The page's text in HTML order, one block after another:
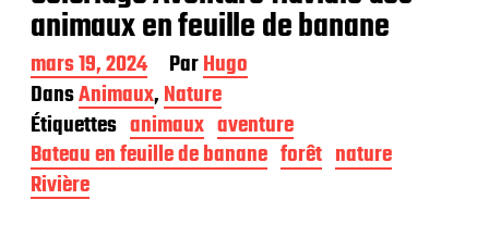
animaux en feuille de banane
D
a
t
e
d
e
p
mars 19, 2024 ParHugo
DansAnimaux,Nature
Étiquettes animaux aventure
Bateau en feuille de banane forêt nature
Rivière